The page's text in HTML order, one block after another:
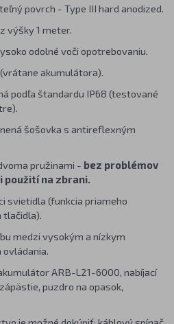
povrch - Type III hard anodized.
výšky 1 meter.
odolné voči opotrebovaniu.
akumulátora).
podľa štandardu IP68 (testované
šošovka s antireflexným
pružinami - bez problémov
použití na zbrani.
svietidla (funkcia priameho
tlačidla).
medzi vysokým a nízkym
ARB-L21-6000, nabíjací
puzdro na opasok,